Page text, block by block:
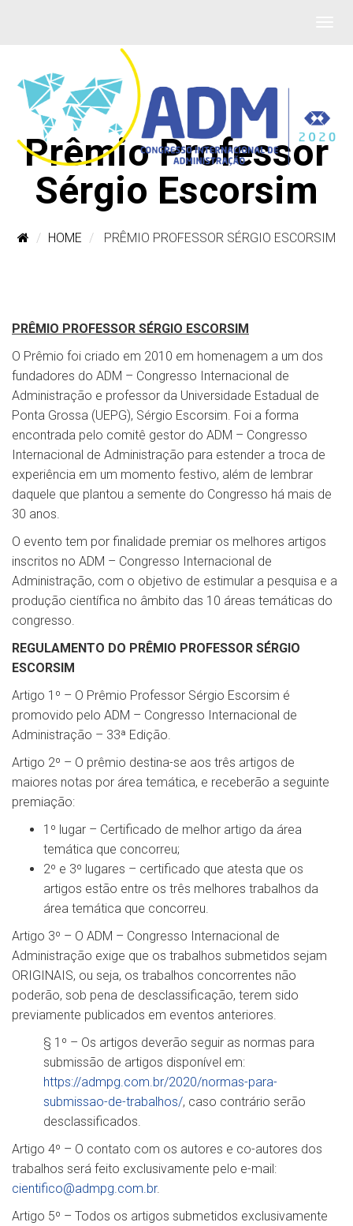
Prêmio Professor
Sérgio Escorsim
HOME PRÊMIO PROFESSOR SÉRGIO ESCORSIM
PRÊMIO PROFESSOR SÉRGIO ESCORSIM
O Prêmio foi criado em 2010 em homenagem a um dos
fundadores do ADM – Congresso Internacional de
Administração e professor da Universidade Estadual de
Ponta Grossa (UEPG), Sérgio Escorsim. Foi a forma
encontrada pelo comitê gestor do ADM – Congresso
Internacional de Administração para estender a troca de
experiência em um momento festivo, além de lembrar
daquele que plantou a semente do Congresso há mais de
30 anos.
O evento tem por finalidade premiar os melhores artigos
inscritos no ADM – Congresso Internacional de
Administração, com o objetivo de estimular a pesquisa e a
produção científica no âmbito das 10 áreas temáticas do
congresso.
REGULAMENTO DO PRÊMIO PROFESSOR SÉRGIO
ESCORSIM
Artigo 1º – O Prêmio Professor Sérgio Escorsim é
promovido pelo ADM – Congresso Internacional de
Administração – 33ª Edição.
Artigo 2º – O prêmio destina-se aos três artigos de
maiores notas por área temática, e receberão a seguinte
premiação:
1º lugar – Certificado de melhor artigo da área
temática que concorreu;
2º e 3º lugares – certificado que atesta que os
artigos estão entre os três melhores trabalhos da
área temática que concorreu.
Artigo 3º – O ADM – Congresso Internacional de
Administração exige que os trabalhos submetidos sejam
ORIGINAIS, ou seja, os trabalhos concorrentes não
poderão, sob pena de desclassificação, terem sido
previamente publicados em eventos anteriores.
§ 1º – Os artigos deverão seguir as normas para
submissão de artigos disponível em:
https://admpg.com.br/2020/normas-para-
submissao-de-trabalhos/, caso contrário serão
desclassificados.
Artigo 4º – O contato com os autores e co-autores dos
trabalhos será feito exclusivamente pelo e-mail:
cientifico@admpg.com.br.
Artigo 5º – Todos os artigos submetidos exclusivamente